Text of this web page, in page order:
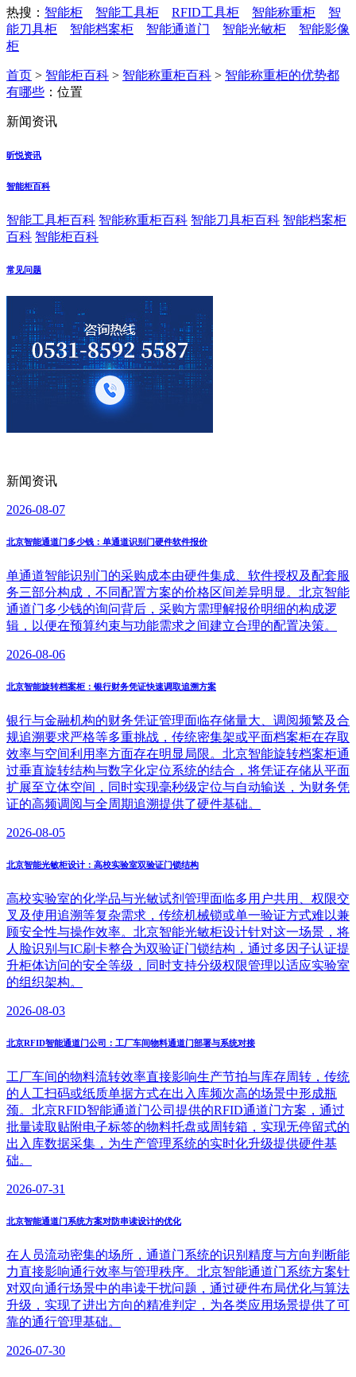
热搜： 智能柜 智能工具柜 RFID工具柜 智能称重柜
智
能刀具柜
智能档案柜 智能通道门 智能光敏柜
智能影像
柜
首页 > 智能柜百科 > 智能称重柜百科 > 智能称重柜的优势都
有哪些 ：位置
新闻资讯
昕悦资讯
智能柜百科
智能工具柜百科 智能称重柜百科 智能刀具柜百科 智能档案柜
百科 智能柜百科
常见问题
新闻资讯
2026-08-07
北京智能通道门多少钱：单通道识别门硬件软件报价
单通道智能识别门的采购成本由硬件集成、软件授权及配套服
务三部分构成，不同配置方案的价格区间差异明显。北京智能
通道门多少钱的询问背后，采购方需理解报价明细的构成逻
辑，以便在预算约束与功能需求之间建立合理的配置决策。
2026-08-06
北京智能旋转档案柜：银行财务凭证快速调取追溯方案
银行与金融机构的财务凭证管理面临存储量大、调阅频繁及合
规追溯要求严格等多重挑战，传统密集架或平面档案柜在存取
效率与空间利用率方面存在明显局限。北京智能旋转档案柜通
过垂直旋转结构与数字化定位系统的结合，将凭证存储从平面
扩展至立体空间，同时实现毫秒级定位与自动输送，为财务凭
证的高频调阅与全周期追溯提供了硬件基础。
2026-08-05
北京智能光敏柜设计：高校实验室双验证门锁结构
高校实验室的化学品与光敏试剂管理面临多用户共用、权限交
叉及使用追溯等复杂需求，传统机械锁或单一验证方式难以兼
顾安全性与操作效率。北京智能光敏柜设计针对这一场景，将
人脸识别与IC刷卡整合为双验证门锁结构，通过多因子认证提
升柜体访问的安全等级，同时支持分级权限管理以适应实验室
的组织架构。
2026-08-03
北京RFID智能通道门公司：工厂车间物料通道门部署与系统对接
工厂车间的物料流转效率直接影响生产节拍与库存周转，传统
的人工扫码或纸质单据方式在出入库频次高的场景中形成瓶
颈。北京RFID智能通道门公司提供的RFID通道门方案，通过
批量读取贴附电子标签的物料托盘或周转箱，实现无停留式的
出入库数据采集，为生产管理系统的实时化升级提供硬件基
础。
2026-07-31
北京智能通道门系统方案对防串读设计的优化
在人员流动密集的场所，通道门系统的识别精度与方向判断能
力直接影响通行效率与管理秩序。北京智能通道门系统方案针
对双向通行场景中的串读干扰问题，通过硬件布局优化与算法
升级，实现了进出方向的精准判定，为各类应用场景提供了可
靠的通行管理基础。
2026-07-30